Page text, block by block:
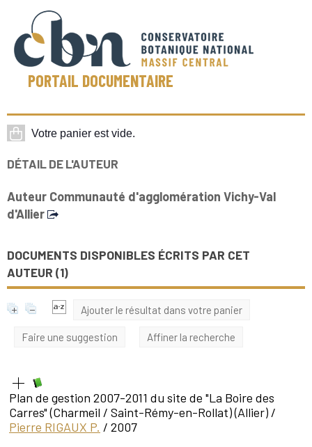
PORTAIL DOCUMENTAIRE
DÉTAIL DE L'AUTEUR
Auteur Communauté d'agglomération Vichy-Val
d'Allier
DOCUMENTS DISPONIBLES ÉCRITS PAR CET
AUTEUR (1)
Ajouter le résultat dans votre panier
Faire une suggestion Affiner la recherche
Plan de gestion 2007-2011 du site de "La Boire des
Carres" (Charmeil / Saint-Rémy-en-Rollat) (Allier) /
Pierre RIGAUX P. / 2007